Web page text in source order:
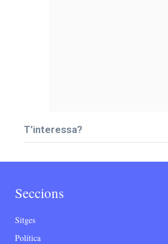
T’interessa?
Seccions
Sitges
Política